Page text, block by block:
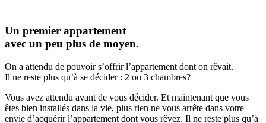
Un premier appartement
avec un peu plus de moyen.
On a attendu de pouvoir s’offrir l’appartement dont on rêvait.
Il ne reste plus qu’à se décider : 2 ou 3 chambres?
Vous avez attendu avant de vous décider. Et maintenant que vous
êtes bien installés dans la vie, plus rien ne vous arrête dans votre
envie d’acquérir l’appartement dont vous rêvez. Il ne reste plus qu’à